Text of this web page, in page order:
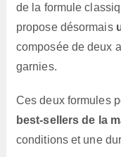
de la formule
propose désormais
composée de deux
garnies.
Ces deux formules
best-sellers de la
conditions et une